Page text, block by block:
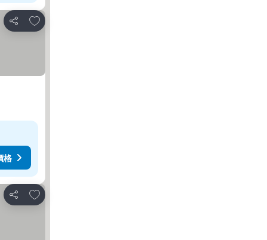
分享
加入我的最愛
格
分享
加入我的最愛